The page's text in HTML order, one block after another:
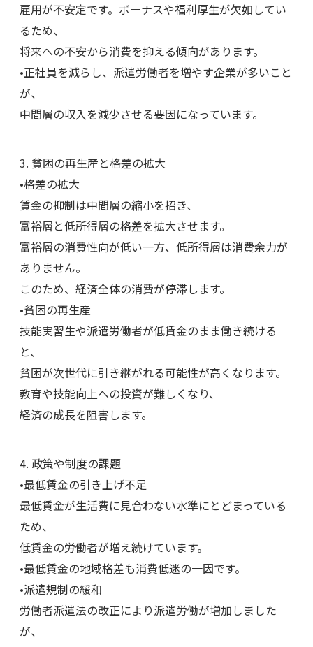
雇用が不安定です。ボーナスや福利厚生が欠如してい
るため、
将来への不安から消費を抑える傾向があります。
•正社員を減らし、派遣労働者を増やす企業が多いこと
が、
中間層の収入を減少させる要因になっています。
3. 貧困の再生産と格差の拡大
•格差の拡大
賃金の抑制は中間層の縮小を招き、
富裕層と低所得層の格差を拡大させます。
富裕層の消費性向が低い一方、低所得層は消費余力が
ありません。
このため、経済全体の消費が停滞します。
•貧困の再生産
技能実習生や派遣労働者が低賃金のまま働き続ける
と、
貧困が次世代に引き継がれる可能性が高くなります。
教育や技能向上への投資が難しくなり、
経済の成長を阻害します。
4. 政策や制度の課題
•最低賃金の引き上げ不足
最低賃金が生活費に見合わない水準にとどまっている
ため、
低賃金の労働者が増え続けています。
•最低賃金の地域格差も消費低迷の一因です。
•派遣規制の緩和
労働者派遣法の改正により派遣労働が増加しました
が、